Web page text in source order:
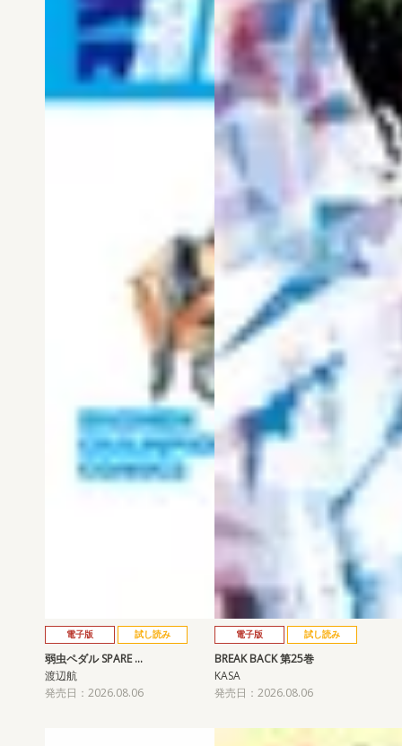
電子版 試し読み
弱虫ペダル SPARE …
渡辺航
発売日：2026.08.06
電子版 試し読み
BREAK BACK 第25巻
KASA
発売日：2026.08.06